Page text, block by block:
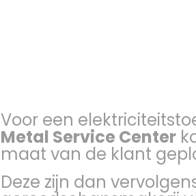
Voor een
Metal Service Center
maat van de klant
Deze zijn dan